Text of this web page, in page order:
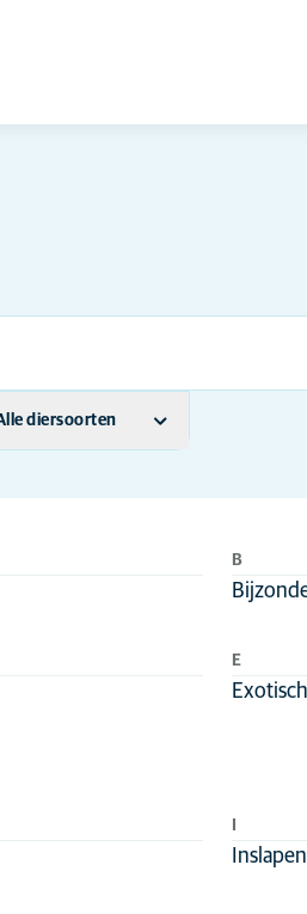
diersoorten
B
E